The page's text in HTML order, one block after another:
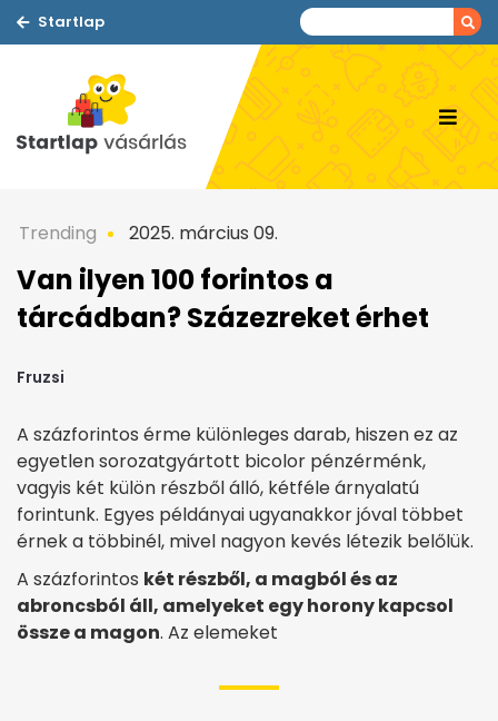
Startlap
Trending 2025. március 09.
Van ilyen 100 forintos a
tárcádban? Százezreket érhet
Fruzsi
A százforintos érme különleges darab, hiszen ez az
egyetlen sorozatgyártott bicolor pénzérménk,
vagyis két külön részből álló, kétféle árnyalatú
forintunk. Egyes példányai ugyanakkor jóval többet
érnek a többinél, mivel nagyon kevés létezik belőlük.
A százforintos két részből, a magból és az
abroncsból áll, amelyeket egy horony kapcsol
össze a magon. Az elemeket